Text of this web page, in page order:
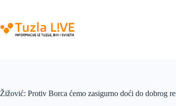
content
Žižović: Protiv Borca ćemo zasigurno doći do dobrog